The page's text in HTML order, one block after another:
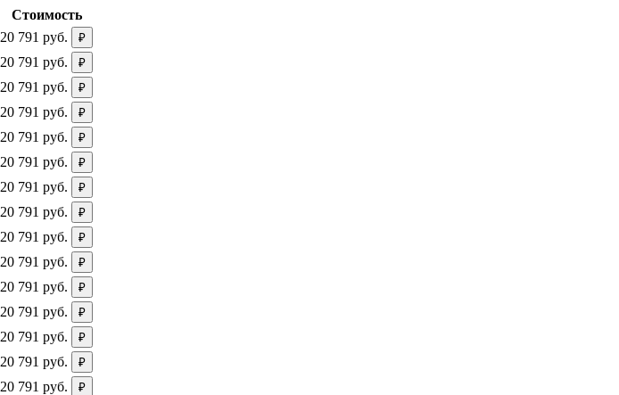
Стоимость
20 791 руб. ₽
20 791 руб. ₽
20 791 руб. ₽
20 791 руб. ₽
20 791 руб. ₽
20 791 руб. ₽
20 791 руб. ₽
20 791 руб. ₽
20 791 руб. ₽
20 791 руб. ₽
20 791 руб. ₽
20 791 руб. ₽
20 791 руб. ₽
20 791 руб. ₽
20 791 руб. ₽